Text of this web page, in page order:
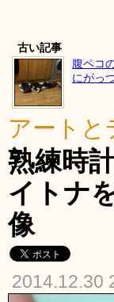
古い記事
腹ペコ
にがっ
アートと
熟練時
イトナ
像
2014.12.30